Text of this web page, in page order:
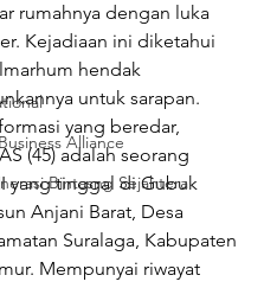
Alliance
Bintasng Sejahtera
rumahnya dengan luka
Kejadiaan ini diketahui
hendak
untuk sarapan.
yang beredar,
(45) adalah seorang
yang tinggal di Gubuk
Anjani Barat, Desa
Suralaga, Kabupaten
Mempunyai riwayat